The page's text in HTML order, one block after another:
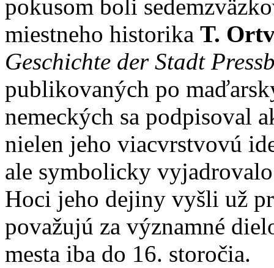
pokusom boli
miestneho historika T.
Geschichte der Stadt
publikovaných po
nemeckých sa podpisoval
nielen jeho viacvrstvovú
ale symbolicky
Hoci jeho dejiny vyšli už
považujú za významné
mesta iba do 16. storočia.